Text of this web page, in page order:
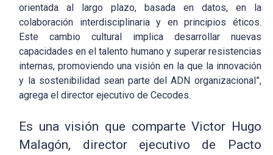
orientada al largo plazo, basada en datos, en la
colaboración interdisciplinaria y en principios éticos.
Este cambio cultural implica desarrollar nuevas
capacidades en el talento humano y superar resistencias
internas, promoviendo una visión en la que la innovación
y la sostenibilidad sean parte del ADN organizacional”,
agrega el director ejecutivo de Cecodes.
Es una visión que comparte Victor Hugo
Malagón, director ejecutivo de Pacto